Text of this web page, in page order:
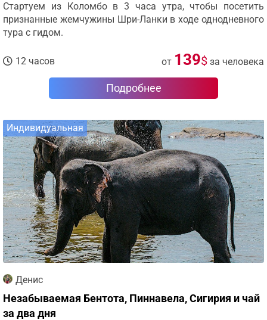
Стартуем из Коломбо в 3 часа утра, чтобы посетить
признанные жемчужины Шри-Ланки в ходе однодневного
тура с гидом.
12 часов от 139$ за человека
Подробнее
Индивидуальная
Денис
Незабываемая Бентота, Пиннавела, Сигирия и чай
за два дня